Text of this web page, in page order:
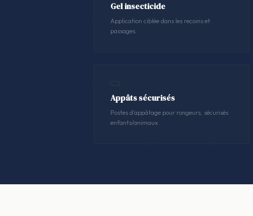
Gel insecticide
Application ciblée dans les recoins et
passages.
Appâts sécurisés
Postes d'appâtage pour rongeurs, sécurisés
enfants/animaux.